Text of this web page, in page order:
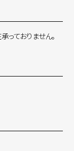
っておりません。